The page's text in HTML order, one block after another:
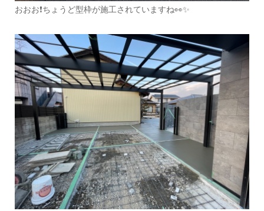
おおお❗ちょうど型枠が施工されていますね👀✨